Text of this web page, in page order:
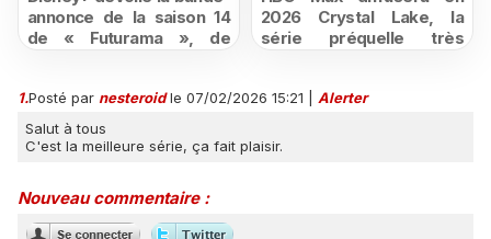
annonce de la saison 14
de « Futurama », de
2026 Crystal Lake, la
série préquelle très
1.Posté par nesteroid le 07/02/2026 15:21
Alerter
Salut à tous
C'est la meilleure série, ça fait plaisir.
Nouveau commentaire :